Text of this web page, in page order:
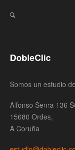
DobleClic
Somos un estudio
Alfonso Senra 136
15680 Ordes,
A Coruña